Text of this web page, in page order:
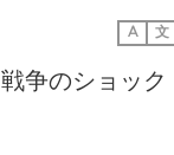
A 文
争のショック